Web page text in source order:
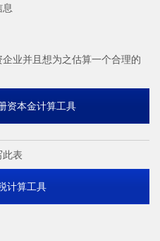
业并且想为之估算一个合理的
资本金计算工具
表
计算工具